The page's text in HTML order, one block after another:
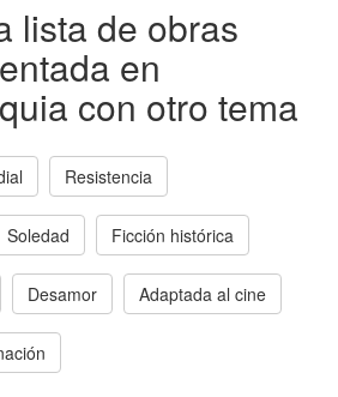
lista de obras
en
con otro tema
Resistencia
Soledad Ficción histórica
Desamor Adaptada al cine